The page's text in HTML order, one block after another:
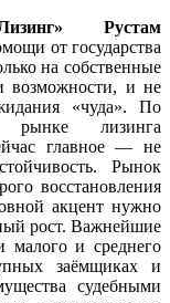
Рустам
от государства
на собственные
возможности, и не
«чуда». По
лизинга
главное — не
Рынок
восстановления
акцент нужно
рост. Важнейшие
малого и среднего
заёмщиках и
судебными